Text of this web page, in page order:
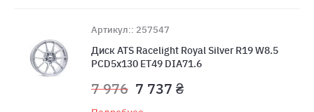
Артикул:: 257547
Диск ATS Racelight Royal Silver R19 W8.5
PCD5x130 ET49 DIA71.6
7 976 7 737 ₴